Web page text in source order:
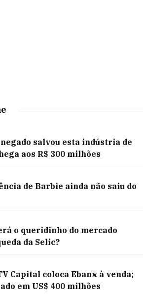
salvou esta indústria de
aos R$ 300 milhões
de Barbie ainda não saiu do
o queridinho do mercado
da Selic?
Capital coloca Ebanx à venda;
em US$ 400 milhões